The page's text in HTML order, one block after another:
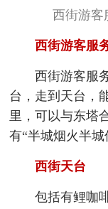
西街游客
西街游客服
西街游客服
台，走到天台，
里，可以与东塔
有“半城烟火半城
西街天台
包括有鲤咖